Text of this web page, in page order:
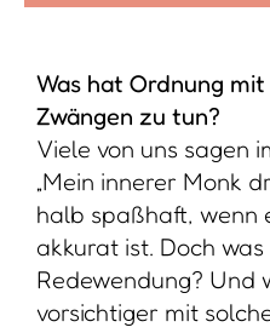
Was hat Ordnung mit
Zwängen zu tun?
Viele von uns sagen
„Mein innerer Monk
halb spaßhaft, wenn
akkurat ist. Doch
Redewendung? Und
vorsichtiger mit